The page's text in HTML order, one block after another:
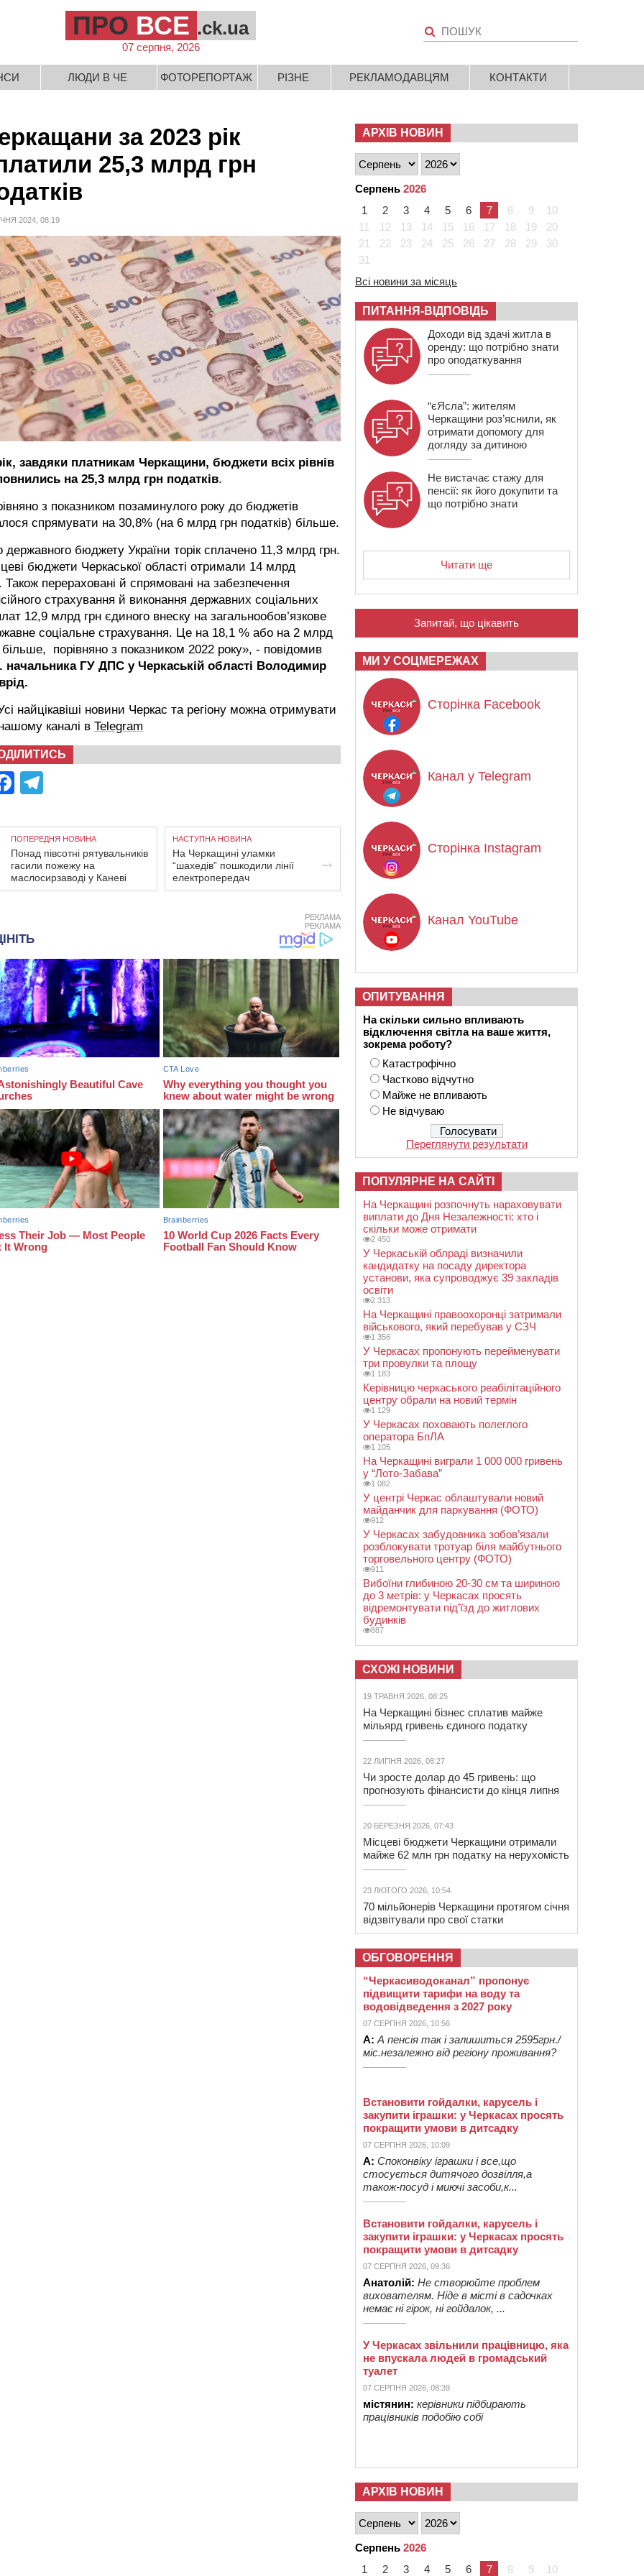
ПРО ВСЕ .ck.ua
07 серпня, 2026
ЛЮДИ В ЧЕ ФОТОРЕПОРТАЖ РІЗНЕ РЕКЛАМОДАВЦЯМ КОНТАКТИ
за 2023 рік
25,3 млрд грн
2024, 08:19
завдяки платникам Черкащини, бюджети всіх рівнів
на 25,3 млрд грн податків.
з показником позаминулого року до бюджетів
спрямувати на 30,8% (на 6 млрд грн податків) більше.
державного бюджету України торік сплачено 11,3 млрд грн.
бюджети Черкаської області отримали 14 млрд
Також перераховані й спрямовані на забезпечення
страхування й виконання державних соціальних
12,9 млрд грн єдиного внеску на загальнообов’язкове
соціальне страхування. Це на 18,1 % або на 2 млрд
більше, порівняно з показником 2022 року», - повідомив
начальника ГУ ДПС у Черкаській області Володимир
найцікавіші новини Черкас та регіону можна отримувати
каналі в Telegram
Facebook
ПОПЕРЕДНЯ НОВИНА
Понад півсотні рятувальників
гасили пожежу на
маслосирзаводі у Каневі
НАСТУПНА НОВИНА
На Черкащині уламки
“шахедів” пошкодили лінії
електропередач
РЕКЛАМА
РЕКЛАМА
АРХІВ НОВИН
Серпень 2026
1
2 3 4 5 6 7 8 9
10
11
12 13 14 15 16 17 18 19
20
21
22 23 24 25 26 27 28 29
30
31
Всі новини за місяць
ПИТАННЯ-ВІДПОВІДЬ
Доходи від здачі житла в
оренду: що потрібно знати
про оподаткування
“єЯсла”: жителям
Черкащини роз’яснили, як
отримати допомогу для
догляду за дитиною
Не вистачає стажу для
пенсії: як його докупити та
що потрібно знати
Читати ще
Запитай, що цікавить
МИ У СОЦМЕРЕЖАХ
Сторінка Facebook
Канал у Telegram
Сторінка Instagram
Канал YouTube
ОПИТУВАННЯ
На скільки сильно впливають
відключення світла на ваше життя,
зокрема роботу?
Катастрофічно
Частково відчутно
Майже не впливають
Не відчуваю
Переглянути результати
ПОПУЛЯРНЕ НА САЙТІ
На Черкащині розпочнуть нараховувати
виплати до Дня Незалежності: хто і
скільки може отримати
2 450
У Черкаській облраді визначили
кандидатку на посаду директора
установи, яка супроводжує 39 закладів
освіти
2 313
На Черкащині правоохоронці затримали
військового, який перебував у СЗЧ
1 356
У Черкасах пропонують перейменувати
три провулки та площу
1 183
Керівницю черкаського реабілітаційного
центру обрали на новий термін
1 129
У Черкасах поховають полеглого
оператора БпЛА
1 105
На Черкащині виграли 1 000 000 гривень
у “Лото-Забава”
1 082
У центрі Черкас облаштували новий
майданчик для паркування (ФОТО)
912
У Черкасах забудовника зобов’язали
розблокувати тротуар біля майбутнього
торговельного центру (ФОТО)
911
Вибоїни глибиною 20-30 см та шириною
до 3 метрів: у Черкасах просять
відремонтувати під’їзд до житлових
будинків
887
СХОЖІ НОВИНИ
19 ТРАВНЯ 2026, 08:25
На Черкащині бізнес сплатив майже
мільярд гривень єдиного податку
22 ЛИПНЯ 2026, 08:27
Чи зросте долар до 45 гривень: що
прогнозують фінансисти до кінця липня
20 БЕРЕЗНЯ 2026, 07:43
Місцеві бюджети Черкащини отримали
майже 62 млн грн податку на нерухомість
23 ЛЮТОГО 2026, 10:54
70 мільйонерів Черкащини протягом січня
відзвітували про свої статки
ОБГОВОРЕННЯ
“Черкасиводоканал” пропонує
підвищити тарифи на воду та
водовідведення з 2027 року
07 СЕРПНЯ 2026, 10:56
А: А пенсія так і залишиться 2595грн./
міс.незалежно від регіону проживання?
Встановити гойдалки, карусель і
закупити іграшки: у Черкасах просять
покращити умови в дитсадку
07 СЕРПНЯ 2026, 10:09
А: Споконвіку іграшки і все,що
стосується дитячого дозвілля,а
також-посуд і миючі засоби,к...
Встановити гойдалки, карусель і
закупити іграшки: у Черкасах просять
покращити умови в дитсадку
07 СЕРПНЯ 2026, 09:36
Анатолій: Не створюйте проблем
вихователям. Ніде в місті в садочках
немає ні гірок, ні гойдалок, ...
У Черкасах звільнили працівницю, яка
не впускала людей в громадський
туалет
07 СЕРПНЯ 2026, 08:39
містянин: керівники підбирають
працівників подобію собі
АРХІВ НОВИН
Серпень 2026
1
2 3 4 5 6 7 8 9 10